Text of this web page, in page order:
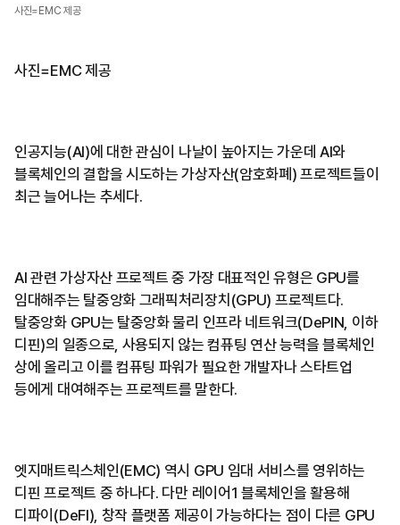
사진=EMC 제공
사진=EMC 제공
인공지능(AI)에 대한 관심이 나날이 높아지는 가운데 AI와
블록체인의 결합을 시도하는 가상자산(암호화폐) 프로젝트들이
최근 늘어나는 추세다.
AI 관련 가상자산 프로젝트 중 가장 대표적인 유형은 GPU를
임대해주는 탈중앙화 그래픽처리장치(GPU) 프로젝트다.
탈중앙화 GPU는 탈중앙화 물리 인프라 네트워크(DePIN, 이하
디핀)의 일종으로, 사용되지 않는 컴퓨팅 연산 능력을 블록체인
상에 올리고 이를 컴퓨팅 파워가 필요한 개발자나 스타트업
등에게 대여해주는 프로젝트를 말한다.
엣지매트릭스체인(EMC) 역시 GPU 임대 서비스를 영위하는
디핀 프로젝트 중 하나다. 다만 레이어1 블록체인을 활용해
디파이(DeFI), 창작 플랫폼 제공이 가능하다는 점이 다른 GPU